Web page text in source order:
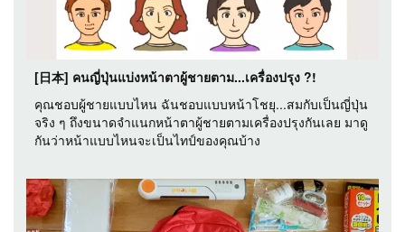
[日本] คนญี่ปุ่นแบ่งหน้าตาผู้ชายตาม...เครื่องปรุง ?!
คุณชอบผู้ชายแบบไหน ฉันชอบแบบหน้าโชยุ...สมกับเป็นญี่ปุ่น
จริง ๆ ถึงขนาดจำแนกหน้าตาผู้ชายตามเครื่องปรุงกันเลย มาดู
กันว่าหน้าแบบไหนจะเป็นไทป์ของคุณบ้าง